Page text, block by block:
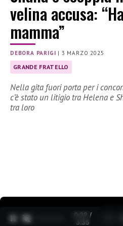
velina accusa:
mamma”
DEBORA PARIGI | 3 MARZO 2025
GRANDE FRATELLO
Nella gita fuori porta per i
c’è stato un litigio tra Helena e
tra loro
0:30 /
3:35